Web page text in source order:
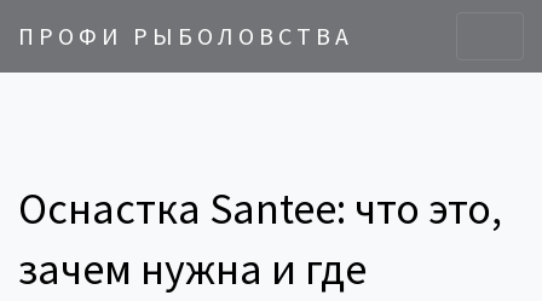
ПРОФИ РЫБОЛОВСТВА
Оснастка Santee: что это,
зачем нужна и где